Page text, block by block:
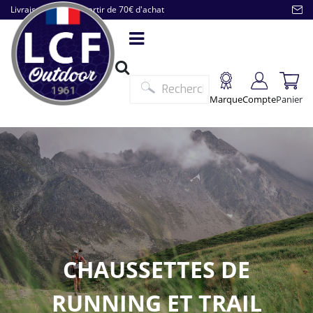
Livraison offerte à partir de 70€ d'achat
MarqueComptePanier
CHAUSSETTES DE
RUNNING ET TRAIL